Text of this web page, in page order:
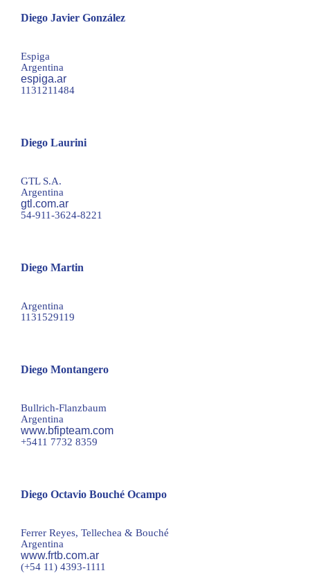
Diego Javier González
Espiga
Argentina
espiga.ar
1131211484
Diego Laurini
GTL S.A.
Argentina
gtl.com.ar
54-911-3624-8221
Diego Martin
Argentina
1131529119
Diego Montangero
Bullrich-Flanzbaum
Argentina
www.bfipteam.com
+5411 7732 8359
Diego Octavio Bouché Ocampo
Ferrer Reyes, Tellechea & Bouché
Argentina
www.frtb.com.ar
(+54 11) 4393-1111